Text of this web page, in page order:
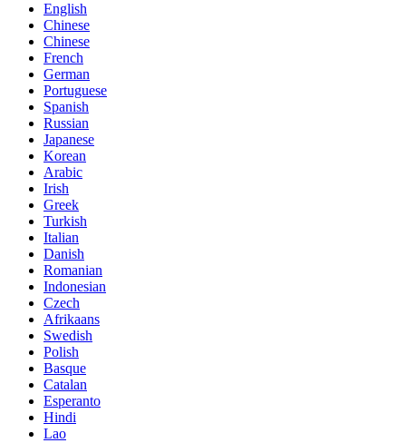
English
Chinese
Chinese
French
German
Portuguese
Spanish
Russian
Japanese
Korean
Arabic
Irish
Greek
Turkish
Italian
Danish
Romanian
Indonesian
Czech
Afrikaans
Swedish
Polish
Basque
Catalan
Esperanto
Hindi
Lao